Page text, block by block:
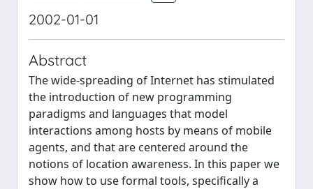
2002-01-01
Abstract
The wide-spreading of Internet has stimulated
the introduction of new programming
paradigms and languages that model
interactions among hosts by means of mobile
agents, and that are centered around the
notions of location awareness. In this paper we
show how to use formal tools, specifically a